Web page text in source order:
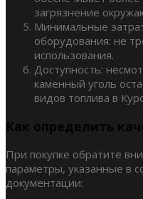
загрязнение
Минимальные
оборудования: не
использования.
Доступность:
каменный уголь
видов топлива в
Как определить
При покупке обратите
параметры, указанные в
документации: